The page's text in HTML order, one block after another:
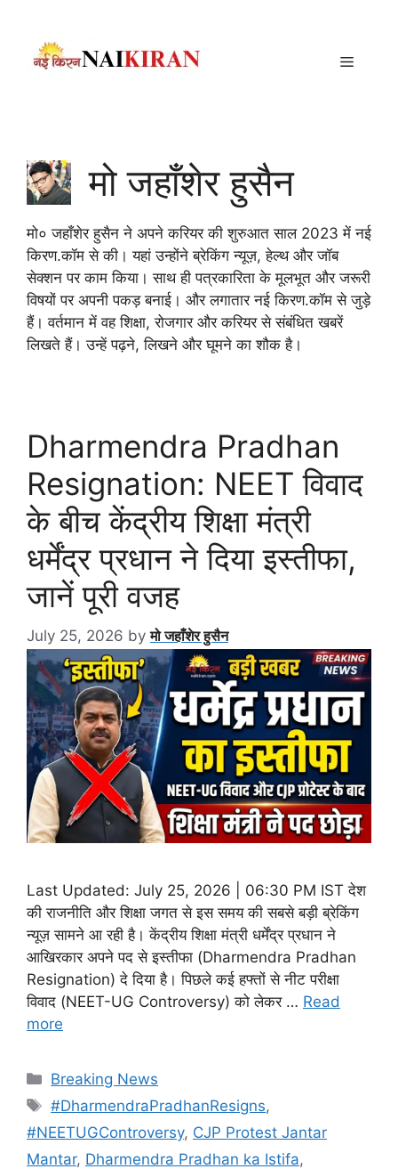
content
Menu
मो जहाँशेर हुसैन
मो० जहाँशेर हुसैन ने अपने करियर की शुरुआत साल 2023 में नई
किरण.कॉम से की। यहां उन्होंने ब्रेकिंग न्यूज़, हेल्थ और जॉब
सेक्शन पर काम किया। साथ ही पत्रकारिता के मूलभूत और जरूरी
विषयों पर अपनी पकड़ बनाई। और लगातार नई किरण.कॉम से जुड़े
हैं। वर्तमान में वह शिक्षा, रोजगार और करियर से संबंधित खबरें
लिखते हैं। उन्हें पढ़ने, लिखने और घूमने का शौक है।
Dharmendra Pradhan
Resignation: NEET विवाद
के बीच केंद्रीय शिक्षा मंत्री
धर्मेंद्र प्रधान ने दिया इस्तीफा,
जानें पूरी वजह
July 25, 2026 byमो जहाँशेर हुसैन
Last Updated: July 25, 2026 | 06:30 PM IST देश
की राजनीति और शिक्षा जगत से इस समय की सबसे बड़ी ब्रेकिंग
न्यूज़ सामने आ रही है। केंद्रीय शिक्षा मंत्री धर्मेंद्र प्रधान ने
आखिरकार अपने पद से इस्तीफा (Dharmendra Pradhan
Resignation) दे दिया है। पिछले कई हफ्तों से नीट परीक्षा
विवाद (NEET-UG Controversy) को लेकर … Read
more
Categories
Breaking News
Tags
#DharmendraPradhanResigns,
#NEETUGControversy, CJP Protest Jantar
Mantar, Dharmendra Pradhan ka Istifa,